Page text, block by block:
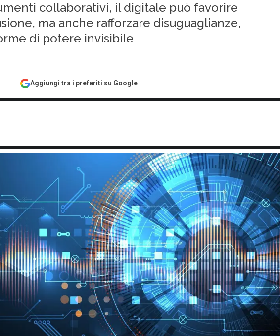
collaborativi, il digitale può favorire
ma anche rafforzare disuguaglianze,
di potere invisibile
Aggiungi tra i preferiti su Google